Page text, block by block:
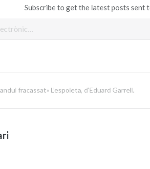
Subscribe to get the latest posts sent
fracassat» L’espoleta, d’Eduard Garrell.